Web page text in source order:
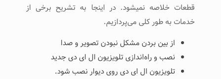
قطعات خلاصه نمی­شود. در اینجا به تشریح برخی از
خدمات به طور کلی می‌پردازیم.
از بین بردن مشکل نبودن تصویر و صدا
نصب و راه‌اندازی تلویزیون ال ای دی جدید
تلویزیون ال ای دی روی دیوار نصب شود.